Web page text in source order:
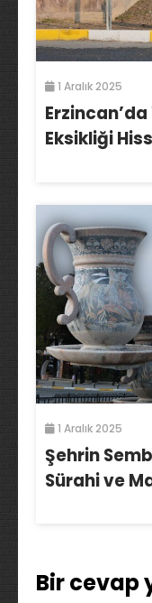
1 Aralık 2025
Eksikliği
1 Aralık 2025
Şehrin
Sürahi ve
Bir cevap